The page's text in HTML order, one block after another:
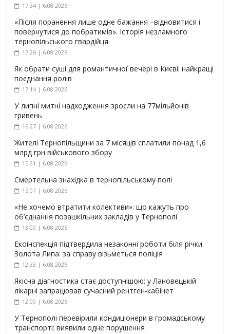
17:34 | 6.08.2026
«Після поранення лише одне бажання –відновитися і
повернутися до побратимів». Історія незламного
тернопільського гвардійця
17:26 | 6.08.2026
Як обрати суші для романтичної вечері в Києві: найкращі
поєднання ролів
17:14 | 6.08.2026
У липні митні надходження зросли на 77мільйонів
гривень
16:27 | 6.08.2026
Жителі Тернопільщини за 7 місяців сплатили понад 1,6
млрд грн військового збору
15:31 | 6.08.2026
Смертельна знахідка в тернопільському полі
15:07 | 6.08.2026
«Не хочемо втратити колективи»: що кажуть про
об’єднання позашкільних закладів у Тернополі
13:00 | 6.08.2026
Екоінспекція підтвердила незаконні роботи біля річки
Золота Липа: за справу візьметься поліція
12:33 | 6.08.2026
Якісна діагностика стає доступнішою: у Лановецькій
лікарні запрацював сучасний рентген-кабінет
12:00 | 6.08.2026
У Тернополі перевірили кондиціонери в громадському
транспорті: виявили одне порушення